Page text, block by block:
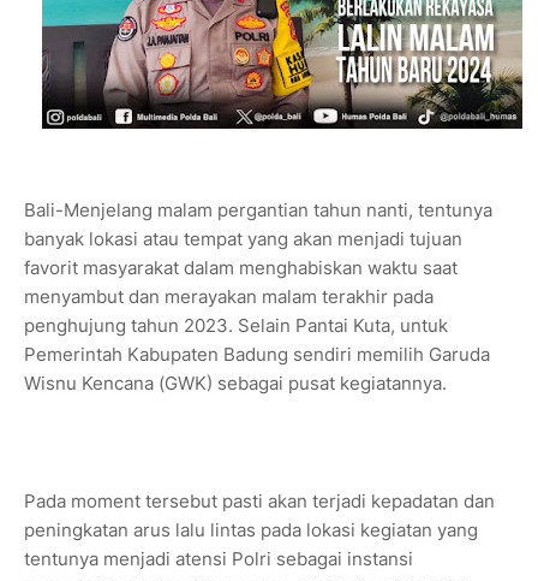
Bali-Menjelang malam pergantian tahun nanti, tentunya
banyak lokasi atau tempat yang akan menjadi tujuan
favorit masyarakat dalam menghabiskan waktu saat
menyambut dan merayakan malam terakhir pada
penghujung tahun 2023. Selain Pantai Kuta, untuk
Pemerintah Kabupaten Badung sendiri memilih Garuda
Wisnu Kencana (GWK) sebagai pusat kegiatannya.
Pada moment tersebut pasti akan terjadi kepadatan dan
peningkatan arus lalu lintas pada lokasi kegiatan yang
tentunya menjadi atensi Polri sebagai instansi